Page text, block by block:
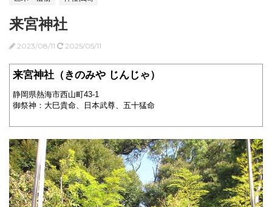
来宮神社
2023/08/11 2025/05/11
来宮神社（きのみや じんじゃ）
静岡県熱海市西山町43-1
御祭神：大巳貴命、日本武尊、五十猛命